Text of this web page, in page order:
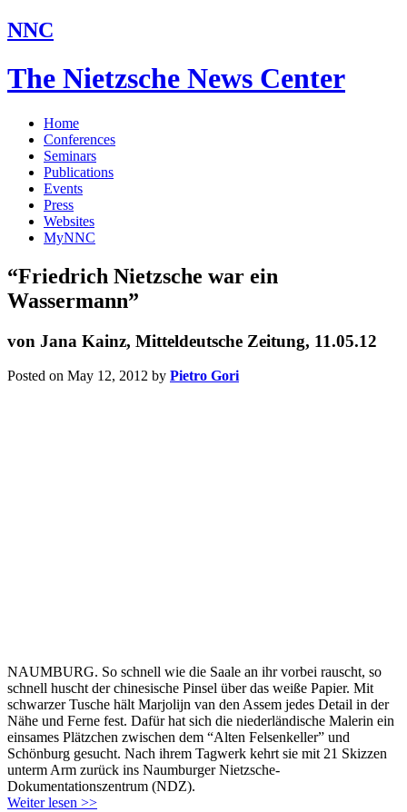
NNC
The Nietzsche News Center
Home
Conferences
Seminars
Publications
Events
Press
Websites
MyNNC
“Friedrich Nietzsche war ein
Wassermann”
von Jana Kainz, Mitteldeutsche Zeitung, 11.05.12
Posted on May 12, 2012 by Pietro Gori
NAUMBURG. So schnell wie die Saale an ihr vorbei rauscht, so
schnell huscht der chinesische Pinsel über das weiße Papier. Mit
schwarzer Tusche hält Marjolijn van den Assem jedes Detail in der
Nähe und Ferne fest. Dafür hat sich die niederländische Malerin ein
einsames Plätzchen zwischen dem “Alten Felsenkeller” und
Schönburg gesucht. Nach ihrem Tagwerk kehrt sie mit 21 Skizzen
unterm Arm zurück ins Naumburger Nietzsche-
Dokumentationszentrum (NDZ).
Weiter lesen >>